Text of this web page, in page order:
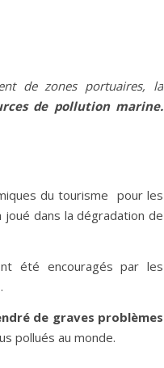
de zones portuaires, la
de pollution marine.
du tourisme pour les
joué dans la dégradation de
été encouragés par les
de graves problèmes
pollués au monde.